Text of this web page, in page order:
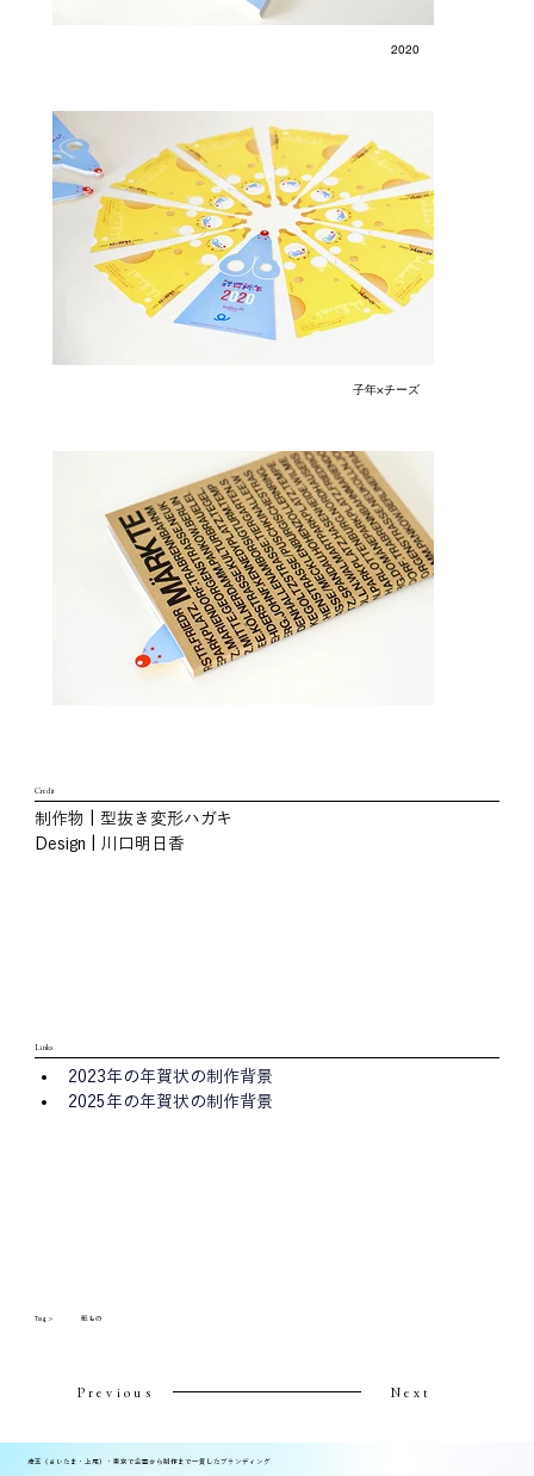
2020
子年×チーズ
Credit
制作物 | 型抜き変形ハガキ
Design | 川口明日香
Links
2023年の年賀状の制作背景
2025年の年賀状の制作背景
Tag > 紙もの
Previous Next
埼玉（さいたま・上尾）・東京で企画から制作まで一貫したブランディング